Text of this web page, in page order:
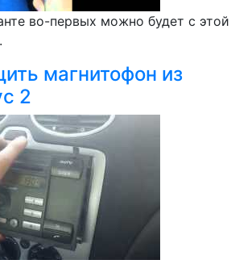
во-первых можно будет с этой
магнитофон из
2